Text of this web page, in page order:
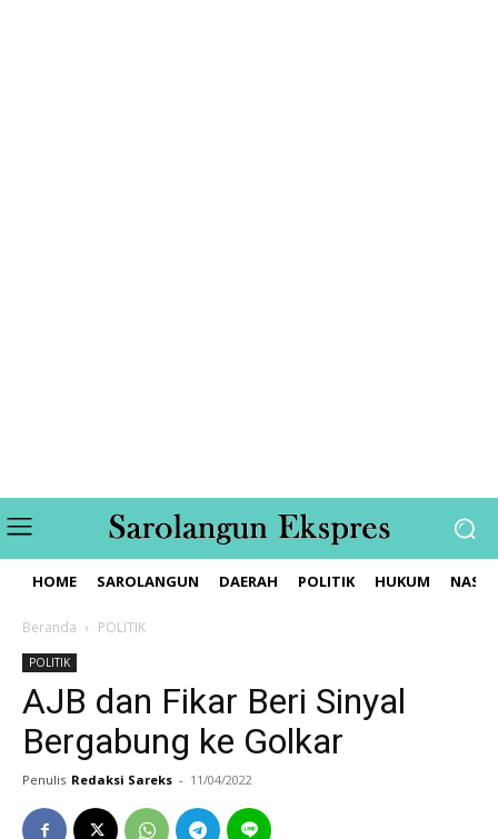
HOME SAROLANGUN DAERAH POLITIK HUKUM
Beranda POLITIK
POLITIK
AJB dan Fikar Beri Sinyal
Bergabung ke Golkar
Penulis Redaksi Sareks - 11/04/2022